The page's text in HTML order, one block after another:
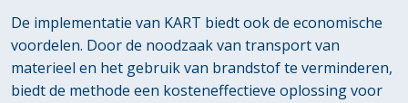
De implementatie van KART biedt ook de economische
voordelen. Door de noodzaak van transport van
materieel en het gebruik van brandstof te verminderen,
biedt de methode een kosteneffectieve oplossing voor